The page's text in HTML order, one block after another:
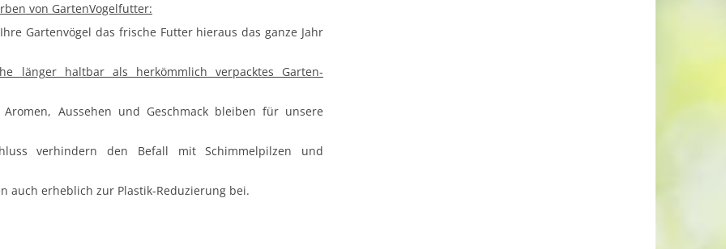
von Garten­Vogelfutter:
Garten­vögel das frische Futter hieraus das ganze Jahr
länger haltbar als herkömmlich verpacktes Garten­
Aussehen und Geschmack bleiben für unsere
verhindern den Befall mit Schimmelpilzen und
auch erheblich zur Plastik-Reduzierung bei.